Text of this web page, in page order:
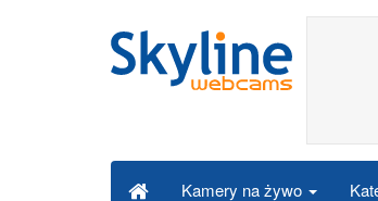
Kamery na żywo